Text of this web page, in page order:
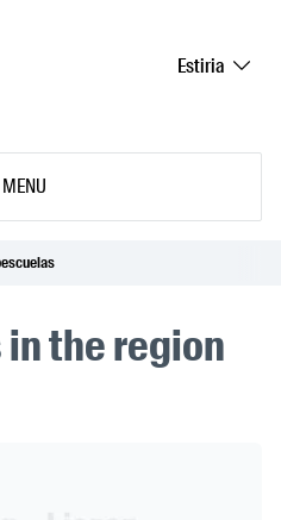
Estiria
MENU
the region